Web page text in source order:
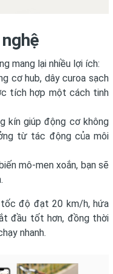
mang lại nhiều lợi ích:
cơ hub, dây curoa sạch
tích hợp một cách tinh
kín giúp động cơ không
từ tác động của môi
mô-men xoắn, bạn sẽ
độ đạt 20 km/h, hứa
đầu tốt hơn, đồng thời
nhanh.